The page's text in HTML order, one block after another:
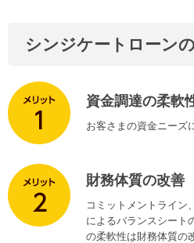
シンジケートローン
資金調達の柔軟
お客さまの資金ニーズ
財務体質の改善
コミットメントライン
によるバランスシート
の柔軟性は財務体質の